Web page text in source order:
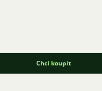
Chci koupit